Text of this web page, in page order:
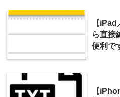
【
ら直接
便利で
【